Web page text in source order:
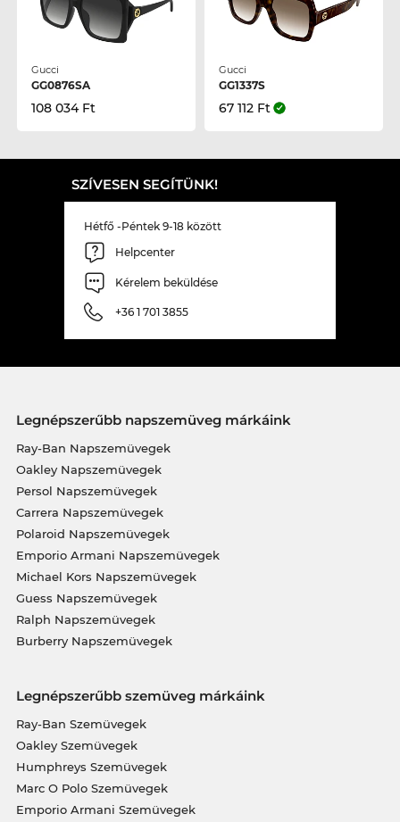
Gucci
GG0876SA
108 034 Ft
Gucci
GG1337S
67 112 Ft
SZÍVESEN SEGÍTÜNK!
Hétfő -Péntek 9-18 között
Helpcenter
Kérelem beküldése
+36 1 701 3855
Legnépszerűbb napszemüveg márkáink
Ray-Ban Napszemüvegek
Oakley Napszemüvegek
Persol Napszemüvegek
Carrera Napszemüvegek
Polaroid Napszemüvegek
Emporio Armani Napszemüvegek
Michael Kors Napszemüvegek
Guess Napszemüvegek
Ralph Napszemüvegek
Burberry Napszemüvegek
Legnépszerűbb szemüveg márkáink
Ray-Ban Szemüvegek
Oakley Szemüvegek
Humphreys Szemüvegek
Marc O Polo Szemüvegek
Emporio Armani Szemüvegek